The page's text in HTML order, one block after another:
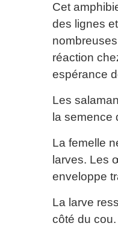
Cet
des lignes
réaction
espérance
Les
la semence
La femelle
larves. Les
enveloppe
La larve
côté du